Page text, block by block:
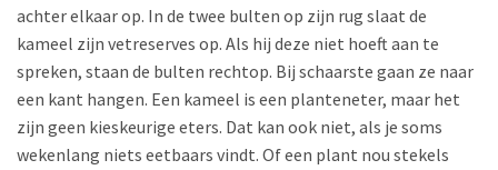
achter elkaar op. In de twee bulten op zijn rug slaat de
kameel zijn vetreserves op. Als hij deze niet hoeft aan te
spreken, staan de bulten rechtop. Bij schaarste gaan ze naar
een kant hangen. Een kameel is een planteneter, maar het
zijn geen kieskeurige eters. Dat kan ook niet, als je soms
wekenlang niets eetbaars vindt. Of een plant nou stekels